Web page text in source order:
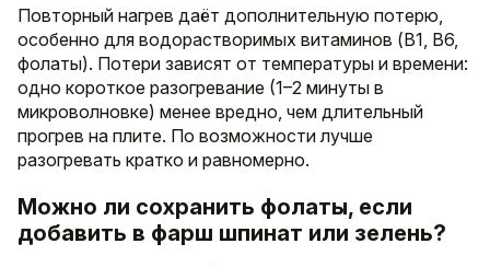
Повторный нагрев даёт дополнительную потерю,
особенно для водорастворимых витаминов (B1, B6,
фолаты). Потери зависят от температуры и времени:
одно короткое разогревание (1–2 минуты в
микроволновке) менее вредно, чем длительный
прогрев на плите. По возможности лучше
разогревать кратко и равномерно.
Можно ли сохранить фолаты, если
добавить в фарш шпинат или зелень?